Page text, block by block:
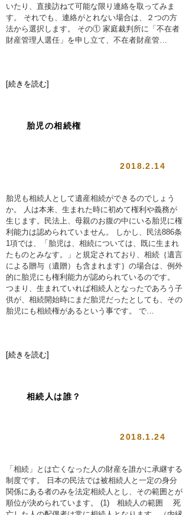
いたり、直接訪ねて可能な限り連絡を取ってみま
す。 それでも、連絡がとれない場合は、２つの方
法から選択します。 その① 家庭裁判所に「不在者
財産管理人選任」を申し立て、不在者財産管…
[続きを読む]
胎児の相続権
2018.2.14
胎児も相続人として遺産相続ができるのでしょう
か。 人は本来、生まれた時に初めて権利や義務が
生じます。民法上、母親のお腹の中にいる胎児に権
利能力は認められていません。 しかし、民法886条
1項では、「胎児は、相続については、既に生まれ
たものとみなす。」と規定されており、相続｛遺言
による贈与（遺贈）も含まれます｝の場合は、例外
的に胎児にも権利能力が認められているのです。
つまり、生まれていれば相続人となったであろう子
供が、相続開始時にまだ胎児だったとしても、その
胎児にも相続権があるという事です。 で…
[続きを読む]
相続人は誰？
2018.1.24
「相続」とは亡くなった人の財産を誰かに承継する
制度です。 日本の民法では被相続人と一定の身分
関係にある者のみを法定相続人とし、その範囲とが
順位が決められています。 (1) 相続人の範囲 死